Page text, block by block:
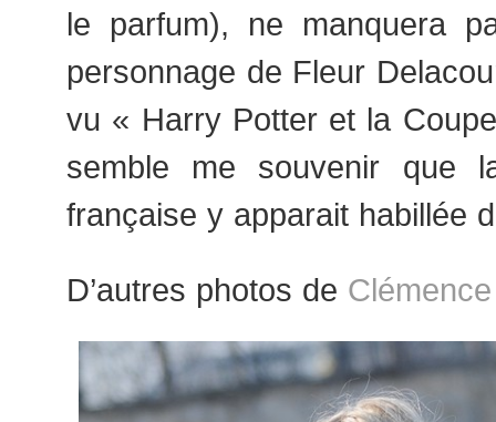
le parfum), ne manquera
personnage de Fleur
vu « Harry Potter et la
semble me souvenir que
française y apparait habillée
D’autres photos de